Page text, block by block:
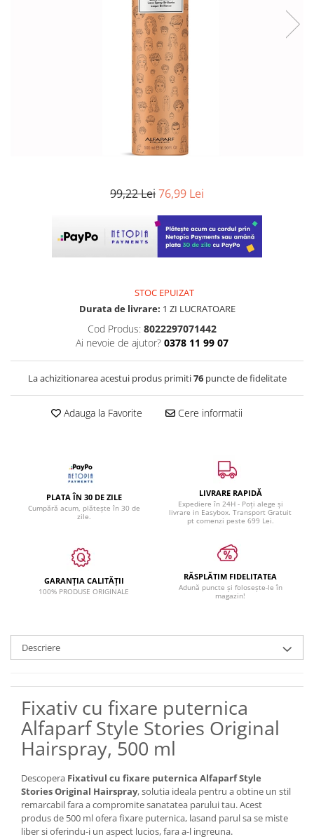
99,22 Lei76,99 Lei
STOC EPUIZAT
Durata de livrare: 1 ZI LUCRATOARE
Cod Produs: 8022297071442
Ai nevoie de ajutor? 0378 11 99 07
La achizitionarea acestui produs primiti76puncte de fidelitate
Adauga la Favorite Cere informatii
PLATA ÎN 30 DE ZILE
Cumpără acum, plătește în 30 de
zile.
LIVRARE RAPIDĂ
Expediere în 24H - Poți alege și
livrare in Easybox. Transport Gratuit
pt comenzi peste 699 Lei.
GARANȚIA CALITĂȚII
100% PRODUSE ORIGINALE
RĂSPLĂTIM FIDELITATEA
Adună puncte și folosește-le în
magazin!
Descriere
Fixativ cu fixare puternica
Alfaparf Style Stories Original
Hairspray, 500 ml
Descopera Fixativul cu fixare puternica Alfaparf Style
Stories Original Hairspray, solutia ideala pentru a obtine un stil
remarcabil fara a compromite sanatatea parului tau. Acest
produs de 500 ml ofera fixare puternica, lasand parul sa se miste
liber si oferindu-i un aspect lucios, fara a-l ingreuna.